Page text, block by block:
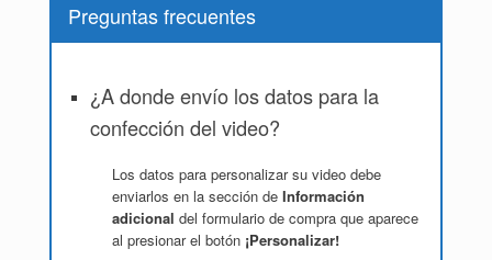
Preguntas frecuentes
¿A donde envío los datos para la
confección del video?
Los datos para personalizar su video debe
enviarlos en la sección de Información
adicional del formulario de compra que aparece
al presionar el botón ¡Personalizar!